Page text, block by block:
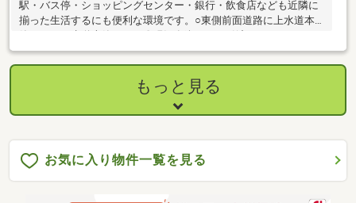
駅・バス停・ショッピングセンター・銀行・飲食店なども近隣に
揃った生活するにも便利な環境です。○東側前面道路に上水道本
〇当社看板設置しています。～仲介物件です。詳しくはお気軽に
お尋ねください。～
もっと見る
お気に入り物件一覧を見る